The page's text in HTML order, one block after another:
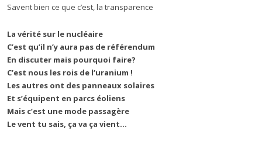
Savent bien ce que c’est, la transparence
La vérité sur le nucléaire
C’est qu’il n’y aura pas de référendum
En discuter mais pourquoi faire?
C’est nous les rois de l’uranium !
Les autres ont des panneaux solaires
Et s’équipent en parcs éoliens
Mais c’est une mode passagère
Le vent tu sais, ça va ça vient…